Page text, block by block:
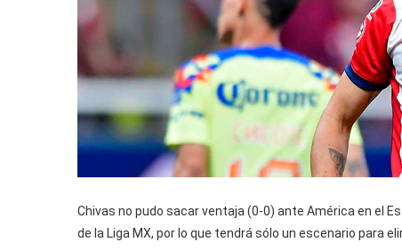
Chivas no pudo sacar ventaja (0-0) ante América en el
de la Liga MX, por lo que tendrá sólo un escenario para